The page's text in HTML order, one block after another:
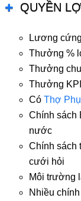
QUYỀN
Lương
Thưởng %
Thưởng
Thưởng
Có Thợ Phụ
Chính sách
nước
Chính sách
cưới hỏi
Môi trường
Nhiều